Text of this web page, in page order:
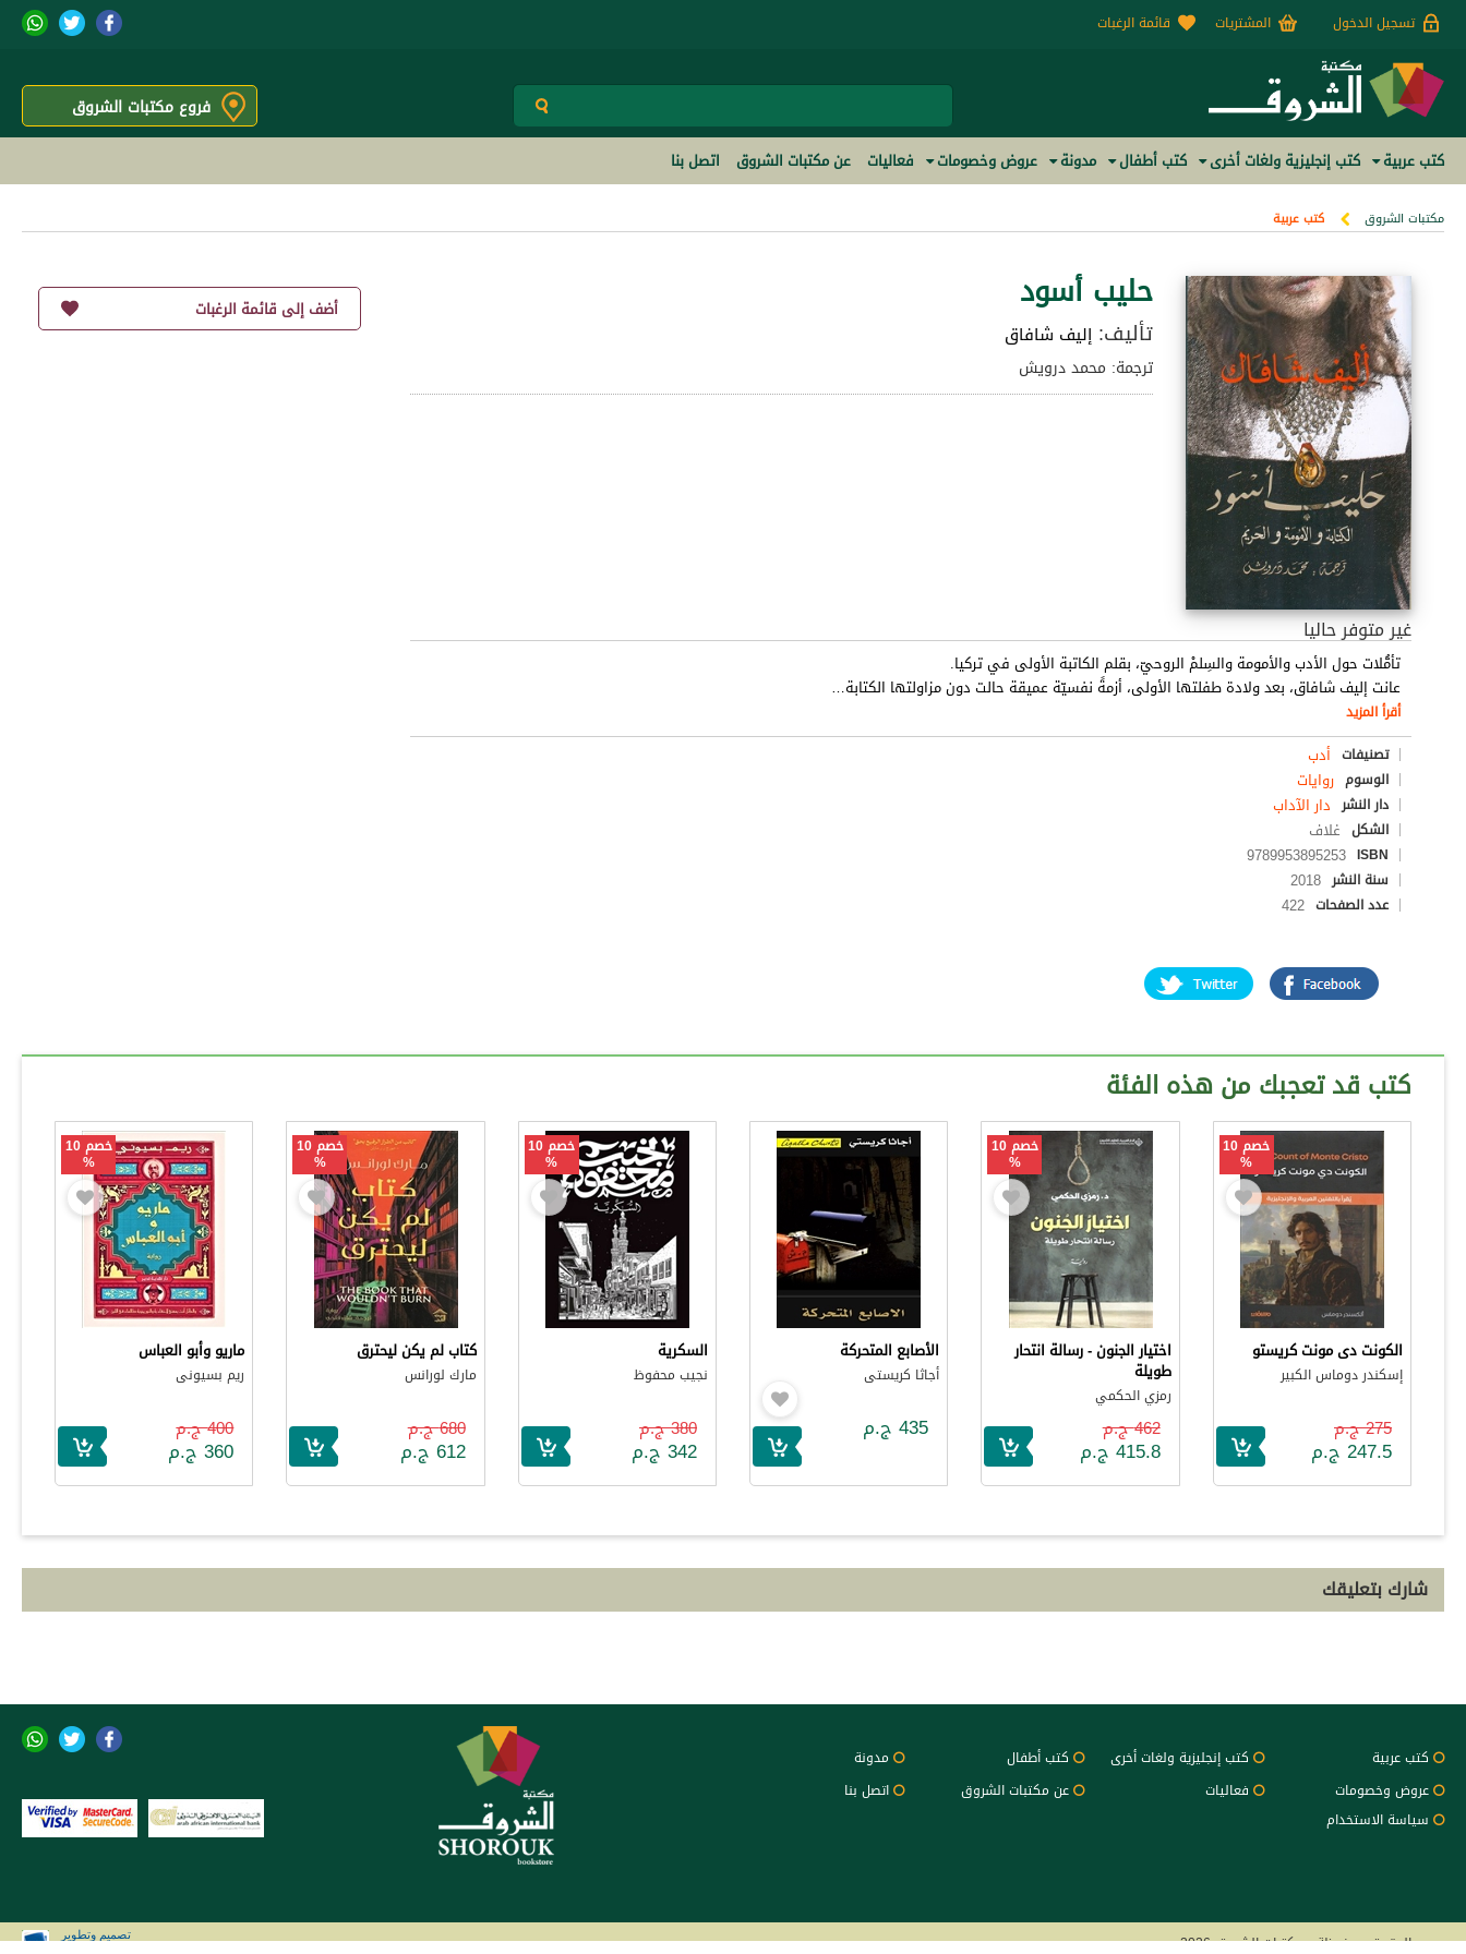
تسجيل الدخول المشتريات قائمة الرغبات
فروع مكتبات الشروق
كتب عربية كتب إنجليزية ولغات أخرى كتب أطفال مدونة عروض وخصومات فعاليات عن مكتبات الشروق اتصل بنا
مكتبات الشروق كتب عربية
حليب أسود
تأليف: إليف شافاق
ترجمة: محمد درويش
غير متوفر حاليا
تأمُّلات حول الأدب والأمومة والسِلمْ الروحيّ، بقلم الكاتبة الأولى في تركيا.
عانت إليف شافاق، بعد ولادة طفلتها الأولى، أزمةً نفسيّة عميقة حالت دون مزاولتها الكتابة…
أقرأ المزيد
تصنيفات أدب
الوسوم روايات
دار النشر دار الآداب
الشكل غلاف
ISBN
9789953895253
سنة النشر 2018
عدد الصفحات 422
أضف إلى قائمة الرغبات
كتب قد تعجبك من هذه الفئة
خصم 10
%
الكونت دى مونت كريستو
إسكندر دوماس الكبير
275 ج.م
247.5 ج.م
خصم 10
%
اختيار الجنون - رسالة انتحار
طويلة
رمزي الحكمي
462 ج.م
415.8 ج.م
الأصابع المتحركة
أجاثا كريستى
435 ج.م
خصم 10
%
السكرية
نجيب محفوظ
380 ج.م
342 ج.م
خصم 10
%
كتاب لم يكن ليحترق
مارك لورانس
680 ج.م
612 ج.م
خصم 10
%
ماريو وأبو العباس
ريم بسيونى
400 ج.م
360 ج.م
شارك بتعليقك
كتب عربية كتب إنجليزية ولغات أخرى كتب أطفال
مدونة
عروض وخصومات
فعاليات عن مكتبات الشروق
اتصل بنا
سياسة الاستخدام
جميع الحقوق محفوظة - مكتبات الشروق 2026
تصميم وتطوير